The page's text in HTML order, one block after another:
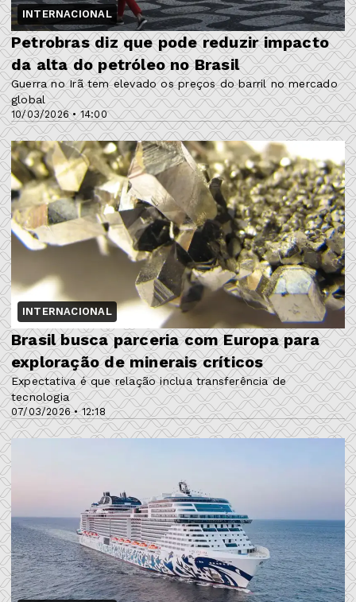
INTERNACIONAL
10/03/2026 • 14:00
Petrobras diz que pode reduzir impacto
da alta do petróleo no Brasil
Guerra no Irã tem elevado os preços do barril no mercado
global
INTERNACIONAL
07/03/2026 • 12:18
Brasil busca parceria com Europa para
exploração de minerais críticos
Expectativa é que relação inclua transferência de
tecnologia